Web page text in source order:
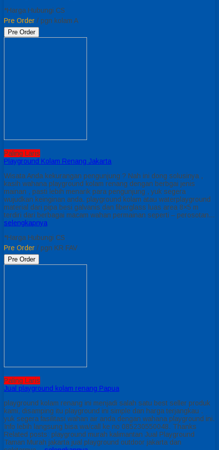
*Harga Hubungi CS
Pre Order / pgn kolam A
Pre Order
Paling Laris
Playground Kolam Renang Jakarta
Wisata Anda kekurangan pengunjung ? Nah ini dong solusinya ,
kasih wahana playground kolam renang dengan berbgai jenis
mainan , pasti lebih menarik para pengunjung , yuk segera
wujudkan keinginan anda. playground kolam atau waterplayground
material dari pipa besi galvanis dan fiberglass luas area 8×5 m
terdiri dari berbagai macam wahan permainan seperti – perosotan…
selengkapnya
*Harga Hubungi CS
Pre Order / pgn KR FAV
Pre Order
Paling Laris
Jual playground kolam renang Papua
playground kolam renang ini menjadi salah satu best seller produk
kami, disamping itu playground ini simple dan harga terjangkau .
yuk segera fasilitasi wahan air anda dengan wahana playground ini.
Info lebih langsung bisa wa/call ke no 085230550048. Thanks
Related posts: playground murah kalimantan Jual Playground
Taman Murah jakarta jual playground outdoor jakarta dan